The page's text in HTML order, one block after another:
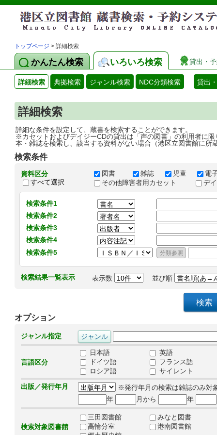
トップページ > 詳細検索
かんたん検索 いろいろ検索 貸出・
詳細検索 典拠検索 ジャンル検索 NDC分類検索 貸出
詳細検索
詳細な条件を設定して、蔵書を検索することができます。
※カセットおよびデイジーCDの貸出は「声の図書」の利用者に限
本・雑誌を検索し、該当する資料がない場合（港区立図書館に所
検索条件
資料区分
すべて選択
図書 雑誌 児童
電
その他障害者用カセット
デ
検索条件1
検索条件2
検索条件3
検索条件4
検索条件5
検索結果一覧表示 表示数 並び順
オプション
ジャンル指定
言語区分
日本語
英語
ドイツ語
フランス語
ロシア語
サイレント
出版／発行年月
※発行年月の検索は雑誌のみ対
年
月から 年
検索対象図書館
三田図書館
みなと図書
高輪分室
港南図書館